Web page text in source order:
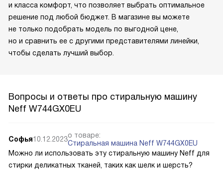
и класса комфорт, что позволяет выбрать оптимальное
решение под любой бюджет. В магазине вы можете
не только подобрать модель по выгодной цене,
но и сравнить ее с другими представителями линейки,
чтобы сделать лучший выбор.
Вопросы и ответы про стиральную машину
Neff W744GX0EU
Софья10.12.2023о товаре:
Стиральная машина Neff W744GX0EU
Можно ли использовать эту стиральную машину Neff для
стирки деликатных тканей, таких как шелк и шерсть?